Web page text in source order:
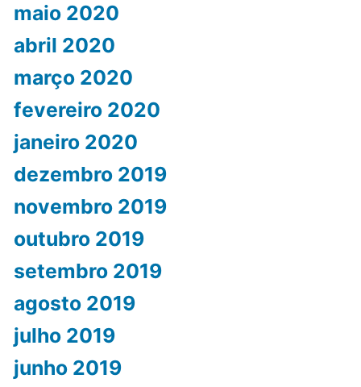
maio 2020
abril 2020
março 2020
fevereiro 2020
janeiro 2020
dezembro 2019
novembro 2019
outubro 2019
setembro 2019
agosto 2019
julho 2019
junho 2019